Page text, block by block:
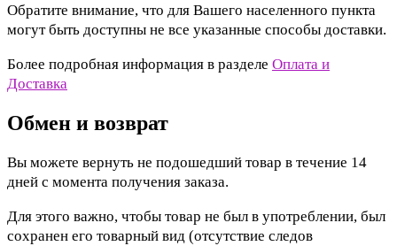
Обратите внимание, что для Вашего населенного пункта
могут быть доступны не все указанные способы доставки.
Более подробная информация в разделе Оплата и
Доставка
Обмен и возврат
Вы можете вернуть не подошедший товар в течение 14
дней с момента получения заказа.
Для этого важно, чтобы товар не был в употреблении, был
сохранен его товарный вид (отсутствие следов